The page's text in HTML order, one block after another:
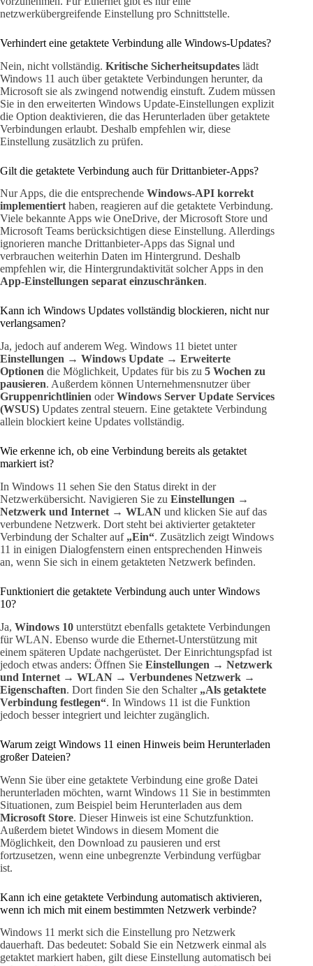
netzwerkübergreifende Einstellung pro Schnittstelle.
Verhindert eine getaktete Verbindung alle Windows-Updates?
Nein, nicht vollständig. Kritische Sicherheitsupdates lädt
Windows 11 auch über getaktete Verbindungen herunter, da
Microsoft sie als zwingend notwendig einstuft. Zudem müssen
Sie in den erweiterten Windows Update-Einstellungen explizit
die Option deaktivieren, die das Herunterladen über getaktete
Verbindungen erlaubt. Deshalb empfehlen wir, diese
Einstellung zusätzlich zu prüfen.
Gilt die getaktete Verbindung auch für Drittanbieter-Apps?
Nur Apps, die die entsprechende Windows-API korrekt
implementierthaben, reagieren auf die getaktete Verbindung.
Viele bekannte Apps wie OneDrive, der Microsoft Store und
Microsoft Teams berücksichtigen diese Einstellung. Allerdings
ignorieren manche Drittanbieter-Apps das Signal und
verbrauchen weiterhin Daten im Hintergrund. Deshalb
empfehlen wir, die Hintergrundaktivität solcher Apps in den
App-Einstellungen separat einzuschränken.
Kann ich Windows Updates vollständig blockieren, nicht nur
verlangsamen?
Ja, jedoch auf anderem Weg. Windows 11 bietet unter
Einstellungen → Windows Update → Erweiterte
Optionen die Möglichkeit, Updates für bis zu 5 Wochen zu
pausieren. Außerdem können Unternehmensnutzer über
Gruppenrichtlinien oderWindows Server Update Services
(WSUS) Updates zentral steuern. Eine getaktete Verbindung
allein blockiert keine Updates vollständig.
Wie erkenne ich, ob eine Verbindung bereits als getaktet
markiert ist?
In Windows 11 sehen Sie den Status direkt in der
Netzwerkübersicht. Navigieren Sie zu Einstellungen →
Netzwerk und Internet → WLAN und klicken Sie auf das
verbundene Netzwerk. Dort steht bei aktivierter getakteter
Verbindung der Schalter auf „Ein“. Zusätzlich zeigt Windows
11 in einigen Dialogfenstern einen entsprechenden Hinweis
an, wenn Sie sich in einem getakteten Netzwerk befinden.
Funktioniert die getaktete Verbindung auch unter Windows
10?
Ja, Windows 10 unterstützt ebenfalls getaktete Verbindungen
für WLAN. Ebenso wurde die Ethernet-Unterstützung mit
einem späteren Update nachgerüstet. Der Einrichtungspfad ist
jedoch etwas anders: Öffnen Sie Einstellungen → Netzwerk
und Internet → WLAN → Verbundenes Netzwerk →
Eigenschaften. Dort finden Sie den Schalter „Als getaktete
Verbindung festlegen“. In Windows 11 ist die Funktion
jedoch besser integriert und leichter zugänglich.
Warum zeigt Windows 11 einen Hinweis beim Herunterladen
großer Dateien?
Wenn Sie über eine getaktete Verbindung eine große Datei
herunterladen möchten, warnt Windows 11 Sie in bestimmten
Situationen, zum Beispiel beim Herunterladen aus dem
Microsoft Store. Dieser Hinweis ist eine Schutzfunktion.
Außerdem bietet Windows in diesem Moment die
Möglichkeit, den Download zu pausieren und erst
fortzusetzen, wenn eine unbegrenzte Verbindung verfügbar
ist.
Kann ich eine getaktete Verbindung automatisch aktivieren,
wenn ich mich mit einem bestimmten Netzwerk verbinde?
Windows 11 merkt sich die Einstellung pro Netzwerk
dauerhaft. Das bedeutet: Sobald Sie ein Netzwerk einmal als
getaktet markiert haben, gilt diese Einstellung automatisch bei